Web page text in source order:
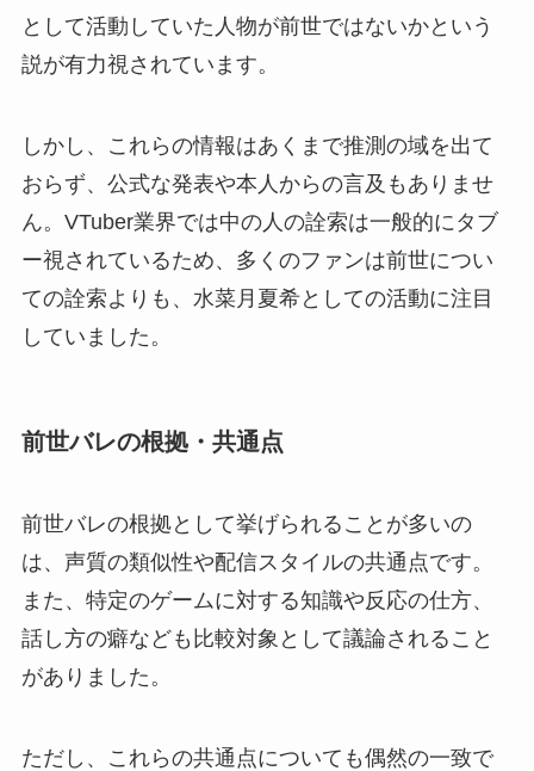
として活動していた人物が前世ではないかという
説が有力視されています。
しかし、これらの情報はあくまで推測の域を出て
おらず、公式な発表や本人からの言及もありませ
ん。VTuber業界では中の人の詮索は一般的にタブ
ー視されているため、多くのファンは前世につい
ての詮索よりも、水菜月夏希としての活動に注目
していました。
前世バレの根拠・共通点
前世バレの根拠として挙げられることが多いの
は、声質の類似性や配信スタイルの共通点です。
また、特定のゲームに対する知識や反応の仕方、
話し方の癖なども比較対象として議論されること
がありました。
ただし、これらの共通点についても偶然の一致で